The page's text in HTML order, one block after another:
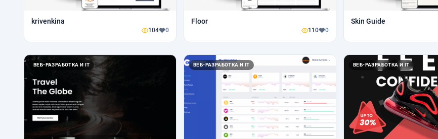
krivenkina
104 0
Floor
110 0
Skin Guide
ВЕБ-РАЗРАБОТКА И IT ВЕБ-РАЗРАБОТКА И IT ВЕБ-РАЗРАБОТКА И IT